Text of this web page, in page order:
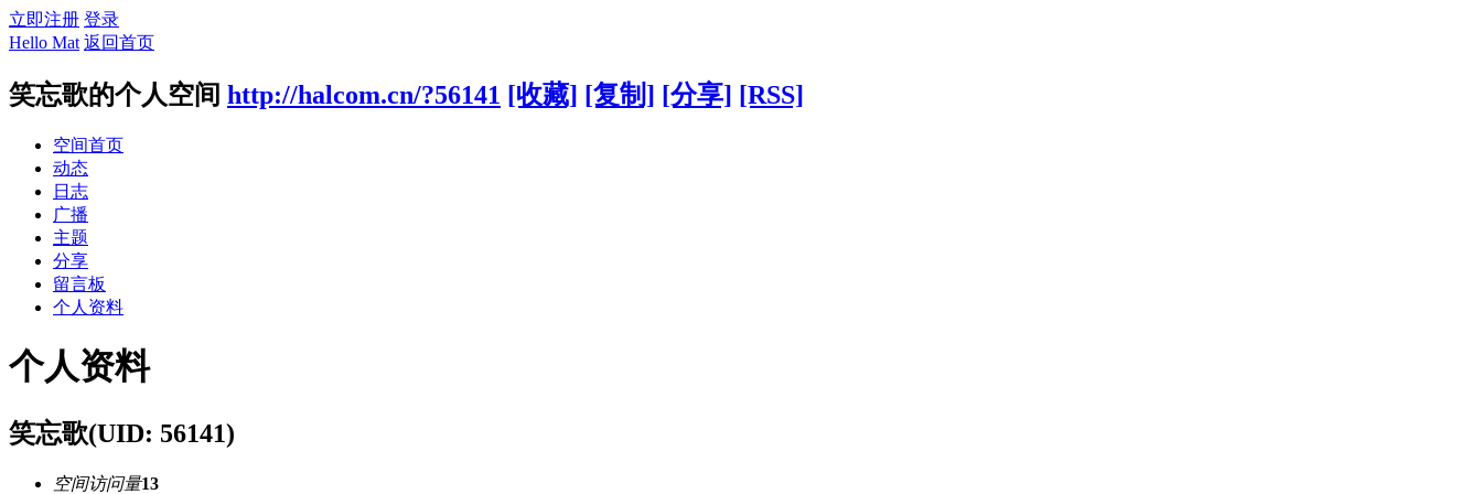
立即注册 登录
Hello Mat 返回首页
笑忘歌的个人空间 http://halcom.cn/?56141 [收藏] [复制] [分享] [RSS]
空间首页
动态
日志
广播
主题
分享
留言板
个人资料
个人资料
笑忘歌(UID: 56141)
空间访问量13